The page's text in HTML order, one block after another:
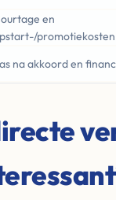
en
promotiekosten
na akkoord en